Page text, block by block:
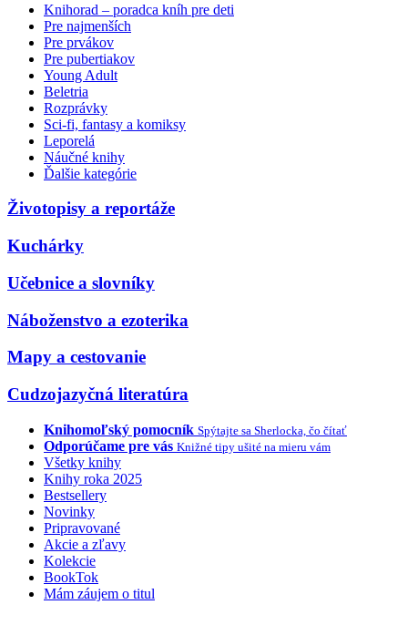
Knihorad – poradca kníh pre deti
Pre najmenších
Pre prvákov
Pre pubertiakov
Young Adult
Beletria
Rozprávky
Sci-fi, fantasy a komiksy
Leporelá
Náučné knihy
Ďalšie kategórie
Životopisy a reportáže
Kuchárky
Učebnice a slovníky
Náboženstvo a ezoterika
Mapy a cestovanie
Cudzojazyčná literatúra
Knihomoľský pomocník Spýtajte sa Sherlocka, čo čítať
Odporúčame pre vás Knižné tipy ušité na mieru vám
Všetky knihy
Knihy roka 2025
Bestsellery
Novinky
Pripravované
Akcie a zľavy
Kolekcie
BookTok
Mám záujem o titul